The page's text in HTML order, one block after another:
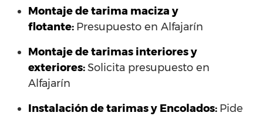
Montaje de tarima maciza y
flotante: Presupuesto en Alfajarín
Montaje de tarimas interiores y
exteriores:Solicita presupuesto en
Alfajarín
Instalación de tarimas y Encolados: Pide